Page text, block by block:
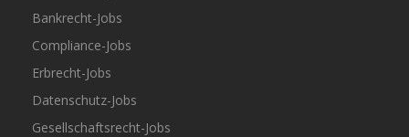
Bankrecht-Jobs
Compliance-Jobs
Erbrecht-Jobs
Datenschutz-Jobs
Gesellschaftsrecht-Jobs